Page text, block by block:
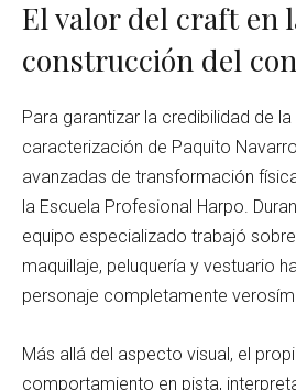
El valor del craft en
construcción del
Para garantizar la credibilidad de
caracterización de Paquito
avanzadas de transformación
la Escuela Profesional Harpo.
equipo especializado trabajó
maquillaje, peluquería y vestuario
personaje completamente
Más allá del aspecto visual, el
comportamiento en pista,